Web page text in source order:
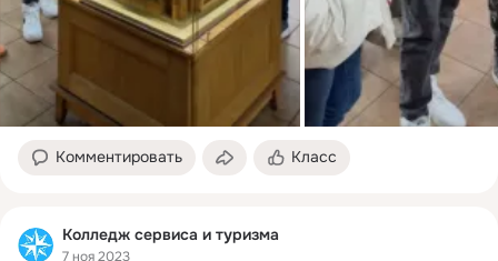
Комментировать Класс
Колледж сервиса и туризма
7 ноя 2023